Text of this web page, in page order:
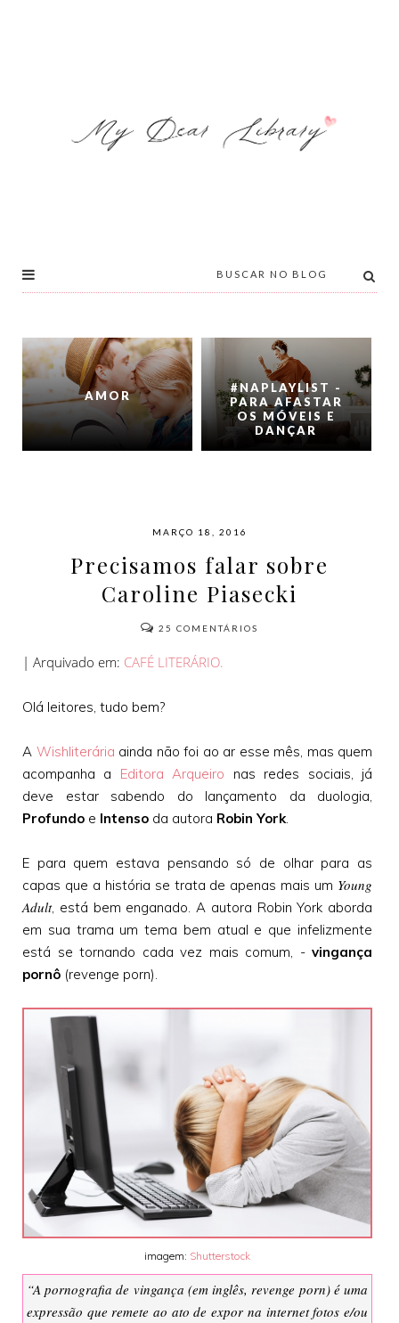
AMOR
#NAPLAYLIST -
PARA AFASTAR
OS MÓVEIS E
DANÇAR
MARÇO 18, 2016
Precisamos falar sobre
Caroline Piasecki
25 COMENTÁRIOS
| Arquivado em: CAFÉ LITERÁRIO.
Olá leitores, tudo bem?
A Wishliterária ainda não foi ao ar esse mês, mas quem
acompanha a Editora Arqueiro nas redes sociais, já
deve estar sabendo do lançamento da duologia,
Profundo e Intenso da autora Robin York.
E para quem estava pensando só de olhar para as
capas que a história se trata de apenas mais um Young
Adult, está bem enganado. A autora Robin York aborda
em sua trama um tema bem atual e que infelizmente
está se tornando cada vez mais comum, - vingança
pornô (revenge porn).
imagem: Shutterstock
“A pornografia de vingança (em inglês, revenge porn) é uma
expressão que remete ao ato de expor na internet fotos e/ou